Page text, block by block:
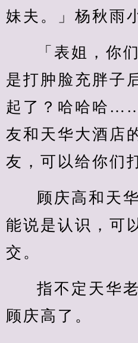
妹夫。」杨秋雨
「表姐，你
是打肿脸充胖子
起了？哈哈哈
友和天华大酒店
友，可以给你们
顾庆高和天
能说是认识，可
交。
指不定天华
顾庆高了。